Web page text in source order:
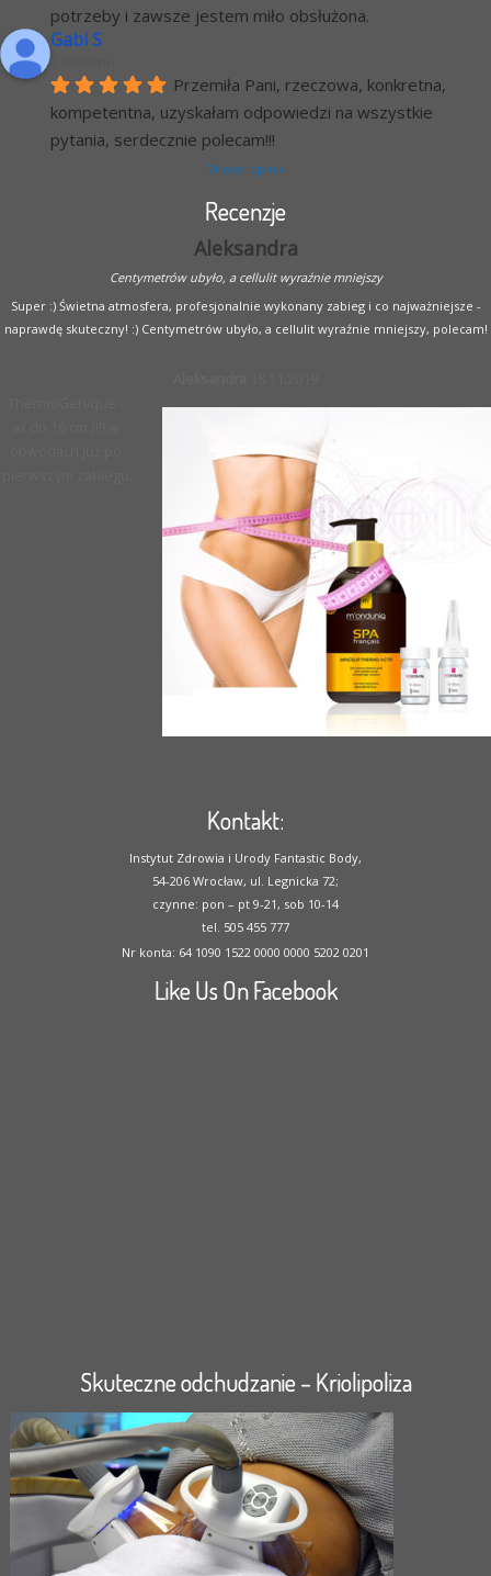
potrzeby i zawsze jestem miło obsłużona.
Gabi S
Przemiła Pani, rzeczowa, konkretna,
kompetentna, uzyskałam odpowiedzi na wszystkie
pytania, serdecznie polecam!!!
Więcej opinii
Recenzje
Aleksandra
Centymetrów ubyło, a cellulit wyraźnie mniejszy
Super :) Świetna atmosfera, profesjonalnie wykonany zabieg i co najważniejsze -
naprawdę skuteczny! :) Centymetrów ubyło, a cellulit wyraźnie mniejszy, polecam!
Kontakt:
Instytut Zdrowia i Urody Fantastic Body,
54-206 Wrocław, ul. Legnicka 72;
czynne: pon – pt 9-21, sob 10-14
tel. 505 455 777
Nr konta: 64 1090 1522 0000 0000 5202 0201
Like Us On Facebook
Skuteczne odchudzanie – Kriolipoliza